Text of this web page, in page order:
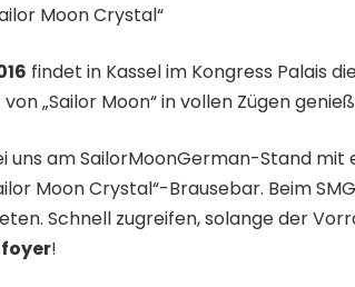
Moon Crystal“
findet in Kassel im Kongress Palais
„Sailor Moon“ in vollen Zügen
am SailorMoonGerman-Stand mit
Moon Crystal“-Brausebar. Beim
Schnell zugreifen, solange der
!